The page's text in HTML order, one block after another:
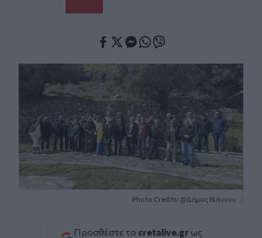
Photo Credits: @Δήμος Βιάννου
Προσθέστε το cretalive.gr ως